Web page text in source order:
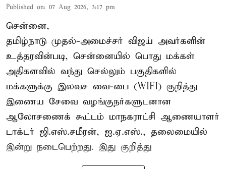
Published on: 07 Aug 2026, 3:17 pm
சென்னை,
தமிழ்நாடு முதல்-அமைச்சர் விஜய் அவர்களின்
உத்தரவின்படி, சென்னையில் பொது மக்கள்
அதிகளவில் வந்து செல்லும் பகுதிகளில்
மக்களுக்கு இலவச வை-பை (WIFI) குறித்து
இணைய சேவை வழங்குநர்களுடனான
ஆலோசணைக் கூட்டம் மாநகராட்சி ஆணையாளர்
டாக்டர் ஜி.எஸ்.சமீரன், ஐ.ஏ.எஸ்., தலைமையில்
இன்று நடைபெற்றது. இது குறித்து